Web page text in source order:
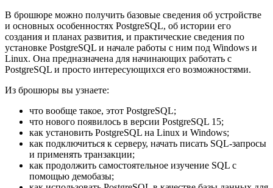
В брошюре можно получить базовые сведения об устройстве
и основных особенностях PostgreSQL, об истории его
создания и планах развития, и практические сведения по
установке PostgreSQL и начале работы с ним под Windows и
Linux. Она предназначена для начинающих работать с
PostgreSQL и просто интересующихся его возможностями.
Из брошюры вы узнаете:
что вообще такое, этот PostgreSQL;
что нового появилось в версии PostgreSQL 15;
как установить PostgreSQL на Linux и Windows;
как подключиться к серверу, начать писать SQL-запросы
и применять транзакции;
как продолжить самостоятельное изучение SQL с
помощью демобазы;